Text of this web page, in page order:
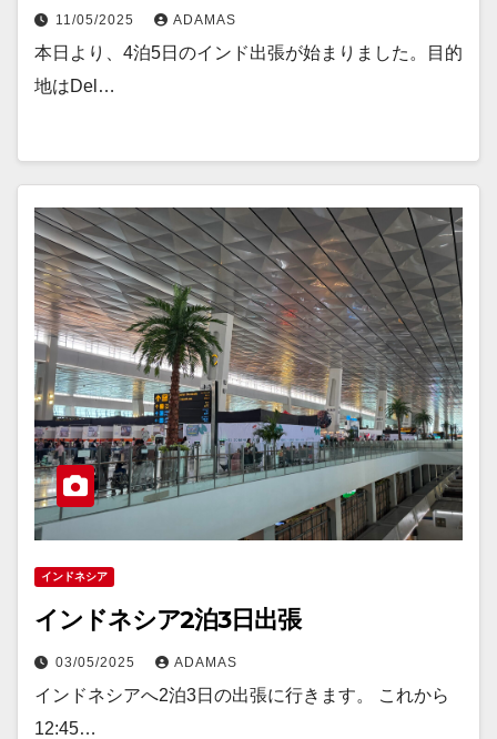
11/05/2025 ADAMAS
本日より、4泊5日のインド出張が始まりました。目的
地はDel…
インドネシア
インドネシア2泊3日出張
03/05/2025 ADAMAS
インドネシアへ2泊3日の出張に行きます。 これから
12:45…